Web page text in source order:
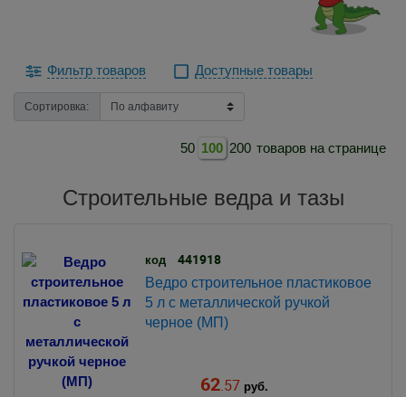
Фильтр товаров Доступные товары
Сортировка:
50 100 200 товаров на странице
Строительные ведра и тазы
код 441918
Ведро строительное пластиковое
5 л с металлической ручкой
черное (МП)
62.57 руб.